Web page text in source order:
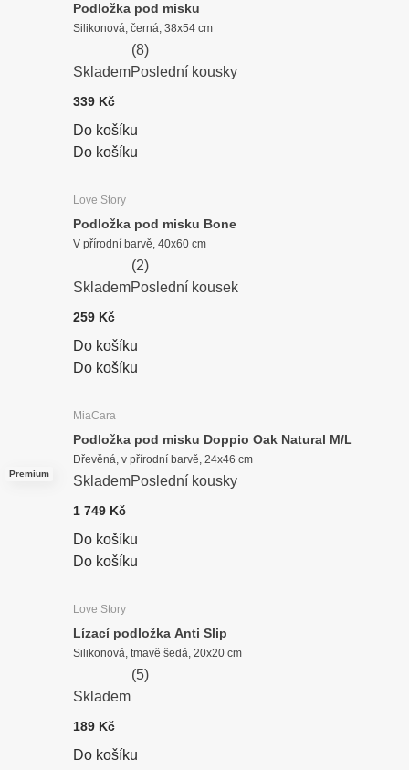
Podložka pod misku
Silikonová, černá, 38x54 cm
(8)
SklademPoslední kousky
339 Kč
Do košíku
Do košíku
Love Story
Podložka pod misku Bone
V přírodní barvě, 40x60 cm
(2)
SklademPoslední kousek
259 Kč
Do košíku
Do košíku
Premium
MiaCara
Podložka pod misku Doppio Oak Natural M/L
Dřevěná, v přírodní barvě, 24x46 cm
SklademPoslední kousky
1 749 Kč
Do košíku
Do košíku
Love Story
Lízací podložka Anti Slip
Silikonová, tmavě šedá, 20x20 cm
(5)
Skladem
189 Kč
Do košíku